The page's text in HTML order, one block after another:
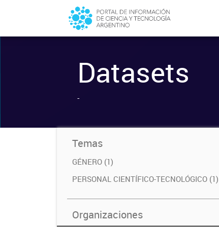
Datasets
-
Temas
GÉNERO (1)
PERSONAL CIENTÍFICO-TECNOLÓGICO (1)
Organizaciones